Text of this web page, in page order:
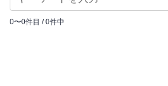
0〜0件目 / 0件中